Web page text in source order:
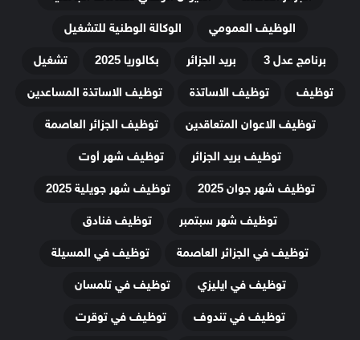
الوظيف العمومي
الوكالة الوطنية للتشغيل
برنامج عدل 3
بريد الجزائر بكالوريا 2025
تشغيل
توظيف
توظيف الاساتذة
توظيف الاساتذة المساعدين
توظيف الاعوان المتعاقدين
توظيف الجزائر العاصمة
توظيف بريد الجزائر
توظيف شهر أوت
توظيف شهر جوان 2025
توظيف شهر جويلية 2025
توظيف شهر سبتمبر
توظيف فنادق
توظيف في الجزائر العاصمة
توظيف في المسيلة
توظيف في ايليزي
توظيف في تلمسان
توظيف في تندوف
توظيف في توقرت